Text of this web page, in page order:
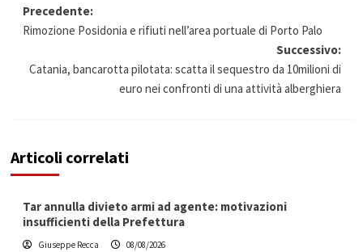
Navigazione
Precedente:
Rimozione Posidonia e rifiuti nell’area portuale di Porto Palo
Successivo:
Catania, bancarotta pilotata: scatta il sequestro da 10milioni di
euro nei confronti di una attività alberghiera
Articoli correlati
Tar annulla divieto armi ad agente: motivazioni
insufficienti della Prefettura
Giuseppe Recca 08/08/2026